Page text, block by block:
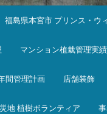
福島県本宮市 プリンス・ウ
マンション植栽管理実績
間管理計画 店舗装飾
地 植樹ボランティア